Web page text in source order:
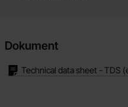
Dokument
Technical data sheet - TDS